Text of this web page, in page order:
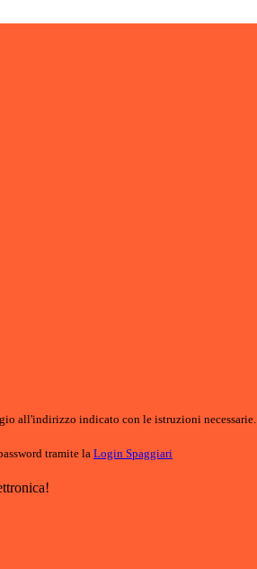
all'indirizzo indicato con le istruzioni necessarie.
tramite la Login Spaggiari